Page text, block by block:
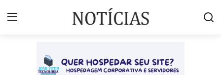
Login